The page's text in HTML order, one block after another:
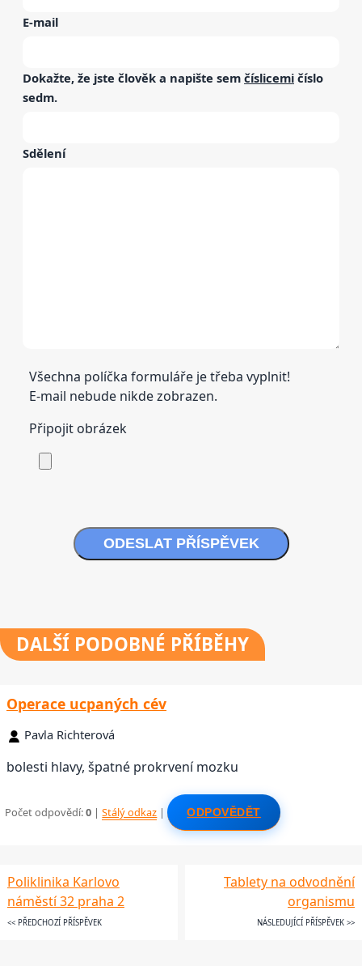
E-mail
Dokažte, že jste člověk a napište sem číslicemi číslo
sedm.
Sdělení
Všechna políčka formuláře je třeba vyplnit!
E-mail nebude nikde zobrazen.
Připojit obrázek
ODESLAT PŘÍSPĚVEK
DALŠÍ PODOBNÉ PŘÍBĚHY
Operace ucpaných cév
Pavla Richterová
bolesti hlavy, špatné prokrvení mozku
Počet odpovědí:0 |Stálý odkaz | ODPOVĚDĚT
Poliklinika Karlovo
náměstí 32 praha 2
<< PŘEDCHOZÍ PŘÍSPĚVEK
Tablety na odvodnění
organismu
NÁSLEDUJÍCÍ PŘÍSPĚVEK >>